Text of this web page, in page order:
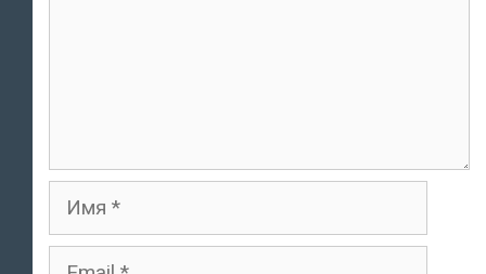
Имя
Email